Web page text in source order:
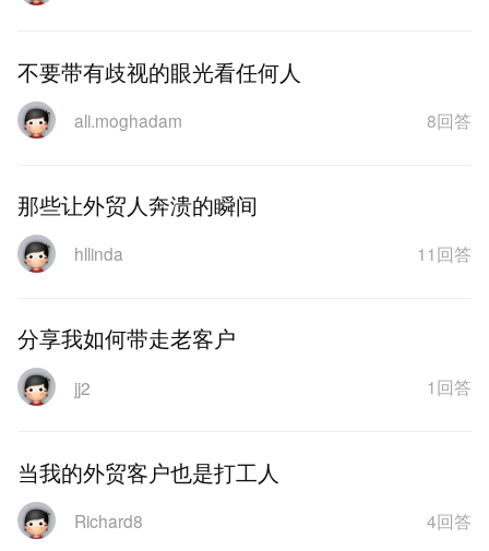
不要带有歧视的眼光看任何人
ali.moghadam 8回答
那些让外贸人奔溃的瞬间
hllinda 11回答
分享我如何带走老客户
jj2 1回答
当我的外贸客户也是打工人
Richard8 4回答